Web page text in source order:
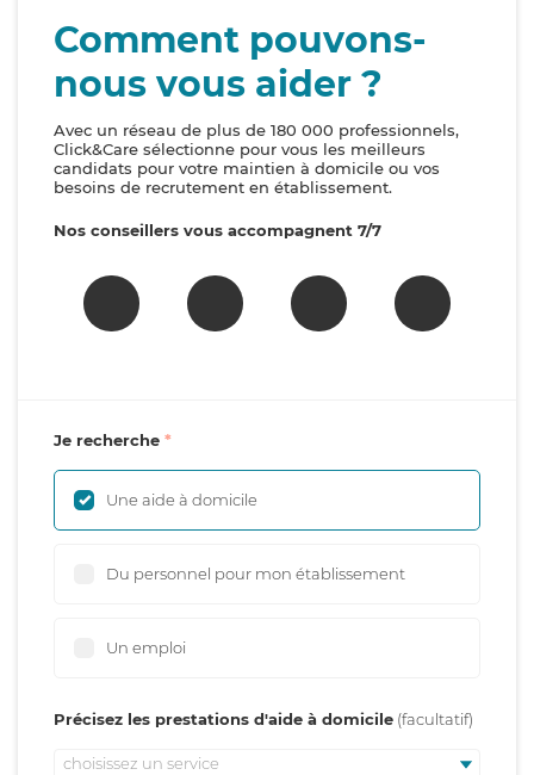
Comment pouvons-
nous vous aider ?
Avec un réseau de plus de 180 000 professionnels,
Click&Care sélectionne pour vous les meilleurs
candidats pour votre maintien à domicile ou vos
besoins de recrutement en établissement.
Nos conseillers vous accompagnent 7/7
Je recherche
Une aide à domicile
Du personnel pour mon établissement
Un emploi
Précisez les prestations d'aide à domicile
choisissez un service